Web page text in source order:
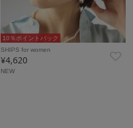
10％ポイントバック
SHIPS for women
¥4,620
NEW